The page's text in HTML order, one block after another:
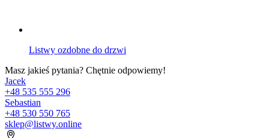
Listwy ozdobne do drzwi
Masz jakieś pytania? Chętnie odpowiemy!
Jacek
+48 535 555 296
Sebastian
+48 530 550 765
sklep@listwy.online